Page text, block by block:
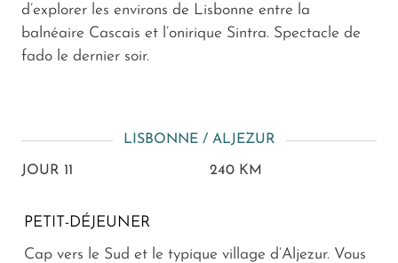
d’explorer les environs de Lisbonne entre la
balnéaire Cascais et l’onirique Sintra. Spectacle de
fado le dernier soir.
LISBONNE / ALJEZUR
JOUR 11 240 KM
PETIT-DÉJEUNER
Cap vers le Sud et le typique village d’Aljezur. Vous